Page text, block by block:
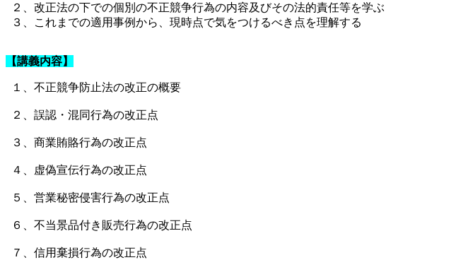
２、改正法の下での個別の不正競争行為の内容及びその法的責任等を学ぶ
３、これまでの適用事例から、現時点で気をつけるべき点を理解する
【講義内容】
１、不正競争防止法の改正の概要
２、誤認・混同行為の改正点
３、商業賄賂行為の改正点
４、虚偽宣伝行為の改正点
５、営業秘密侵害行為の改正点
６、不当景品付き販売行為の改正点
７、信用棄損行為の改正点